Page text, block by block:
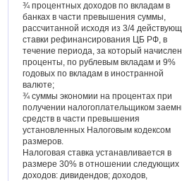
¾ процентных доходов по вкладам в
банках в части превышения суммы,
рассчитанной исходя из 3/4
ставки рефинансирования ЦБ РФ, в
течение периода, за который
проценты, по рублевым вкладам и 9%
годовых по вкладам в иностранной
валюте;
¾ суммы экономии на процентах при
получении налогоплательщиком
средств в части превышения
установленных Налоговым кодексом
размеров.
Налоговая ставка устанавливается в
размере 30% в отношении следующих
доходов: дивидендов; доходов,